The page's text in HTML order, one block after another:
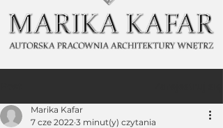
Marika Kafar
7 cze 2022 3 minut(y) czytania